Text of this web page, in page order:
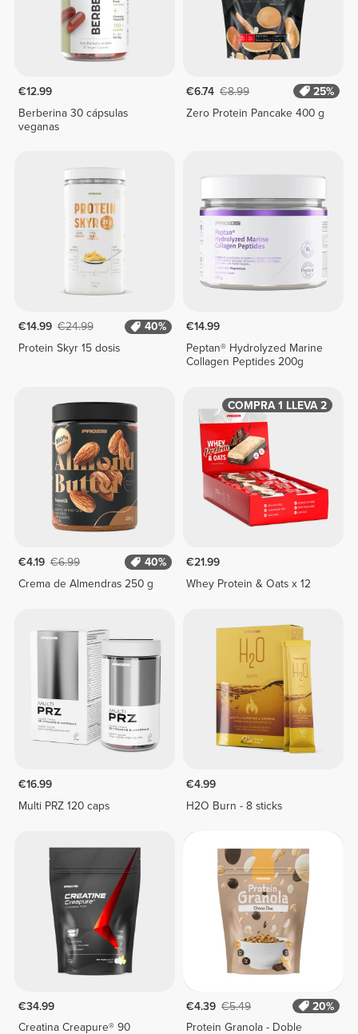
€12.99
Berberina 30 cápsulas
veganas
€6.74 €8.99
25%
Zero Protein Pancake 400 g
€14.99 €24.99
40%
Protein Skyr 15 dosis
€14.99
Peptan® Hydrolyzed Marine
Collagen Peptides 200g
€4.19 €6.99
40%
Crema de Almendras 250 g
COMPRA 1 LLEVA 2
€21.99
Whey Protein & Oats x 12
€16.99
Multi PRZ 120 caps
€4.99
H2O Burn - 8 sticks
€34.99
Creatina Creapure® 90
€4.39 €5.49
20%
Protein Granola - Doble